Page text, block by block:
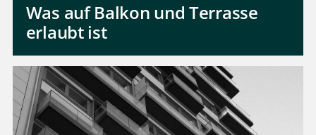
Was auf Balkon und Terrasse
erlaubt ist